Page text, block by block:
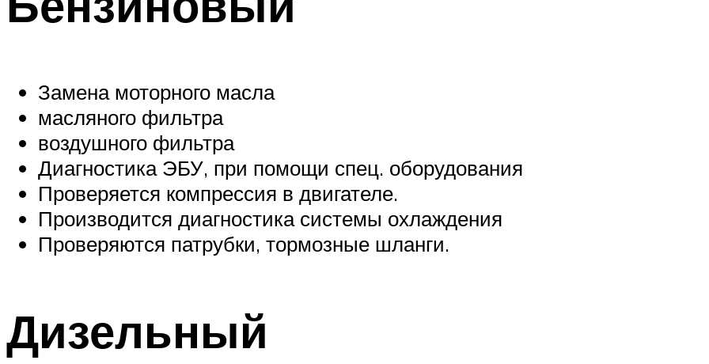
Замена моторного масла
масляного фильтра
воздушного фильтра
Диагностика ЭБУ, при помощи спец. оборудования
Проверяется компрессия в двигателе.
Производится диагностика системы охлаждения
Проверяются патрубки, тормозные шланги.
Дизельный